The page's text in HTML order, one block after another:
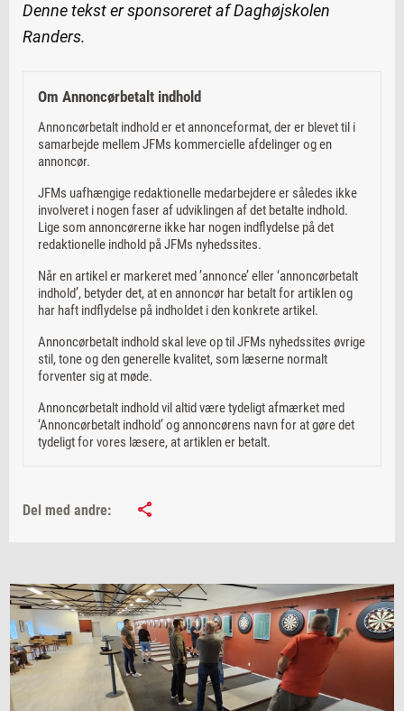
Denne tekst er sponsoreret af Daghøjskolen
Randers.
Om Annoncørbetalt indhold
Annoncørbetalt indhold er et annonceformat, der er blevet til i
samarbejde mellem JFMs kommercielle afdelinger og en
annoncør.
JFMs uafhængige redaktionelle medarbejdere er således ikke
involveret i nogen faser af udviklingen af det betalte indhold.
Lige som annoncørerne ikke har nogen indflydelse på det
redaktionelle indhold på JFMs nyhedssites.
Når en artikel er markeret med ’annonce’ eller ‘annoncørbetalt
indhold’, betyder det, at en annoncør har betalt for artiklen og
har haft indflydelse på indholdet i den konkrete artikel.
Annoncørbetalt indhold skal leve op til JFMs nyhedssites øvrige
stil, tone og den generelle kvalitet, som læserne normalt
forventer sig at møde.
Annoncørbetalt indhold vil altid være tydeligt afmærket med
‘Annoncørbetalt indhold’ og annoncørens navn for at gøre det
tydeligt for vores læsere, at artiklen er betalt.
Del med andre: